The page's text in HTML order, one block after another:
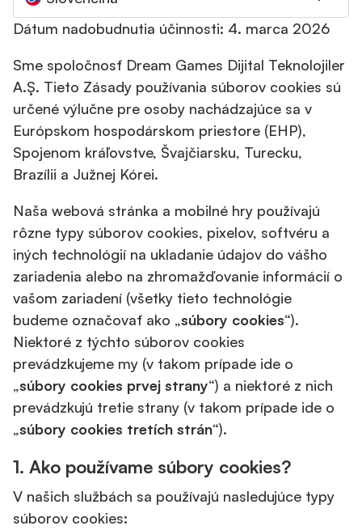
Dátum nadobudnutia účinnosti: 4. marca 2026
Sme spoločnosť Dream Games Dijital Teknolojiler
A.Ş. Tieto Zásady používania súborov cookies sú
určené výlučne pre osoby nachádzajúce sa v
Európskom hospodárskom priestore (EHP),
Spojenom kráľovstve, Švajčiarsku, Turecku,
Brazílii a Južnej Kórei.
Naša webová stránka a mobilné hry používajú
rôzne typy súborov cookies, pixelov, softvéru a
iných technológií na ukladanie údajov do vášho
zariadenia alebo na zhromažďovanie informácií o
vašom zariadení (všetky tieto technológie
budeme označovať ako „súbory cookies“).
Niektoré z týchto súborov cookies
prevádzkujeme my (v takom prípade ide o
„súbory cookies prvej strany“) a niektoré z nich
prevádzkujú tretie strany (v takom prípade ide o
„súbory cookies tretích strán“).
1. Ako používame súbory cookies?
V našich službách sa používajú nasledujúce typy
súborov cookies: